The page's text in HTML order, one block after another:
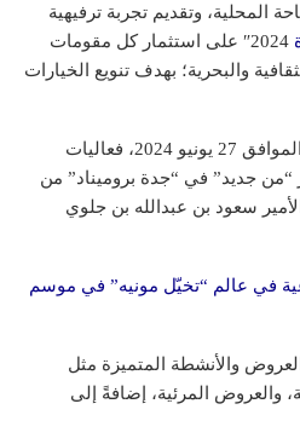
المحلية، وتقديم تجربة ترفيهية
2024″ على استثمار كل مقومات
والبحرية؛ بهدف تنويع الخيارات
يذكر أن انطلقت يوم الخميس الموافق 27 يونيو 2024، فعاليات
تحت شعار “من جديد” في “جدة بروميناد” من
سعود بن عبدالله بن جلوي
في عالم “تخيّل مونيه” في موسم
والأنشطة المتميزة مثل
والعروض المرئية، إضافةً إلى